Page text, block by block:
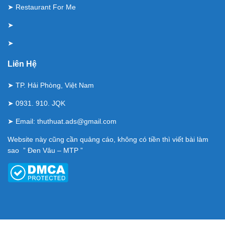
➤ Restaurant For Me
➤
➤
Liên Hệ
➤ TP. Hải Phòng, Việt Nam
➤ 0931. 910. JQK
➤ Email: thuthuat.ads@gmail.com
Website này cũng cần quảng cáo, không có tiền thì viết bài làm
sao ” Đen Vâu – MTP ”